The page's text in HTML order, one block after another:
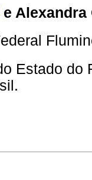
e Alexandra
Estado do